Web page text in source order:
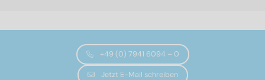
+49 (0) 7941 6094 – 0
Jetzt E-Mail schreiben